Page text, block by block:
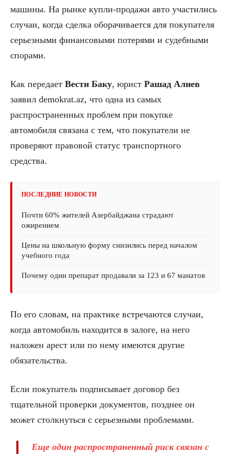
машины. На рынке купли-продажи авто участились
случаи, когда сделка оборачивается для покупателя
серьезными финансовыми потерями и судебными
спорами.
Как передает Вести Баку, юрист Рашад Алиев
заявил demokrat.az, что одна из самых
распространенных проблем при покупке
автомобиля связана с тем, что покупатели не
проверяют правовой статус транспортного
средства.
ПОСЛЕДНИЕ НОВОСТИ
Почти 60% жителей Азербайджана страдают
ожирением
Цены на школьную форму снизились перед началом
учебного года
Почему один препарат продавали за 123 и 67 манатов
По его словам, на практике встречаются случаи,
когда автомобиль находится в залоге, на него
наложен арест или по нему имеются другие
обязательства.
Если покупатель подписывает договор без
тщательной проверки документов, позднее он
может столкнуться с серьезными проблемами.
Еще один распространенный риск связан с